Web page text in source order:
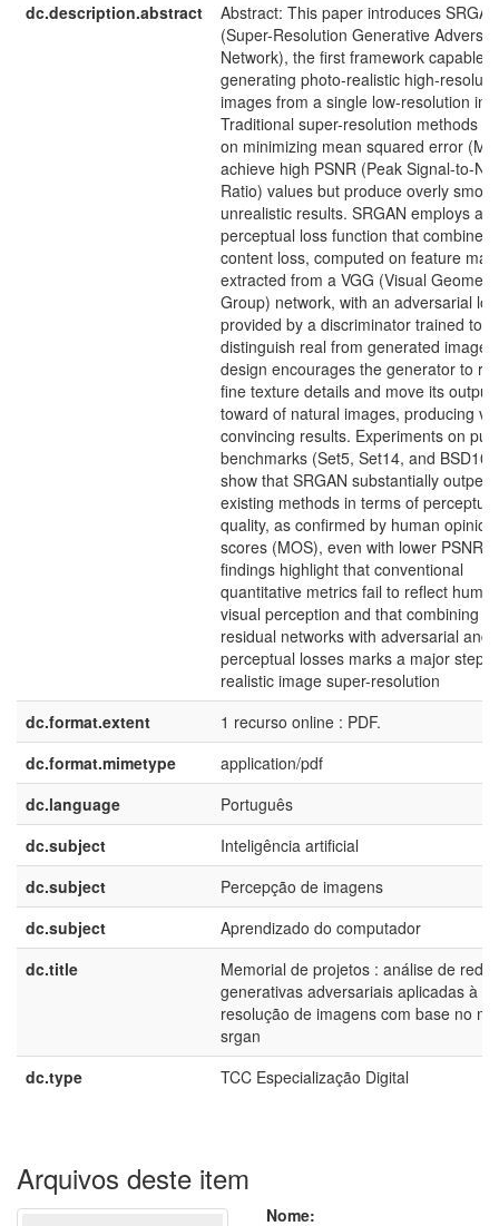
dc.description.abstract
Abstract: This paper introduces SRGAN
(Super-Resolution Generative
Network), the first framework capable
generating photo-realistic high-
images from a single low-resolution
Traditional super-resolution methods
on minimizing mean squared error
achieve high PSNR (Peak Signal-to-
Ratio) values but produce overly
unrealistic results. SRGAN employs a
perceptual loss function that combines
content loss, computed on feature
extracted from a VGG (Visual
Group) network, with an adversarial
provided by a discriminator trained to
distinguish real from generated
design encourages the generator to
fine texture details and move its
toward of natural images, producing
convincing results. Experiments on
benchmarks (Set5, Set14, and
show that SRGAN substantially
existing methods in terms of perceptual
quality, as confirmed by human opinion
scores (MOS), even with lower PSNR.
findings highlight that conventional
quantitative metrics fail to reflect
visual perception and that combining
residual networks with adversarial and
perceptual losses marks a major step
realistic image super-resolution
dc.format.extent
1 recurso online : PDF.
dc.format.mimetype
application/pdf
dc.language
Português
dc.subject
Inteligência artificial
dc.subject
Percepção de imagens
dc.subject
Aprendizado do computador
dc.title
Memorial de projetos : análise de redes
generativas adversariais aplicadas à
resolução de imagens com base no
srgan
dc.type
TCC Especialização Digital
Arquivos deste item
Nome: